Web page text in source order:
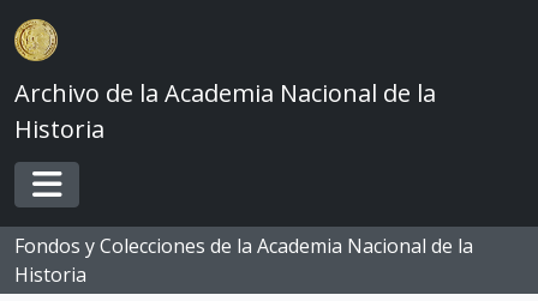
Skip to main content
Archivo de la Academia Nacional de la
Historia
Toggle navigation
Fondos y Colecciones de la Academia Nacional de la
Historia